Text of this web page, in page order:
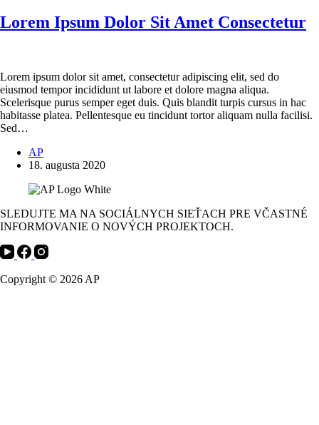
Lorem Ipsum Dolor Sit Amet Consectetur
Lorem ipsum dolor sit amet, consectetur adipiscing elit, sed do
eiusmod tempor incididunt ut labore et dolore magna aliqua.
Scelerisque purus semper eget duis. Quis blandit turpis cursus in hac
habitasse platea. Pellentesque eu tincidunt tortor aliquam nulla facilisi.
Sed…
AP
18. augusta 2020
SLEDUJTE MA NA SOCIÁLNYCH SIEŤACH PRE VČASTNÉ
INFORMOVANIE O NOVÝCH PROJEKTOCH.
Copyright © 2026 AP